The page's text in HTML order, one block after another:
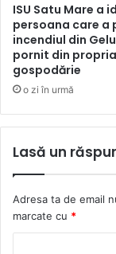
ISU Satu Mare a
persoana care a
incendiul din
pornit din propria
gospodărie
o zi în urmă
Lasă un
Adresa ta de email
marcate cu *